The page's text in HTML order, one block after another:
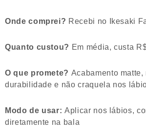
Onde comprei? Recebi no Ikesaki
Quanto custou? Em média, custa
O que promete? Acabamento matte,
durabilidade e não craquela nos
Modo de usar:Aplicar nos lábios,
diretamente na bala